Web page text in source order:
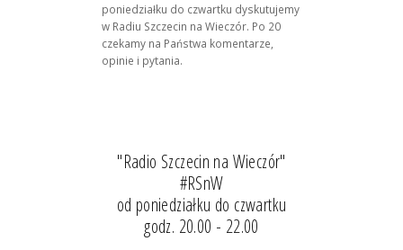
poniedziałku do czwartku dyskutujemy
w Radiu Szczecin na Wieczór. Po 20
czekamy na Państwa komentarze,
opinie i pytania.
"Radio Szczecin na Wieczór"
#RSnW
od poniedziałku do czwartku
godz. 20.00 - 22.00